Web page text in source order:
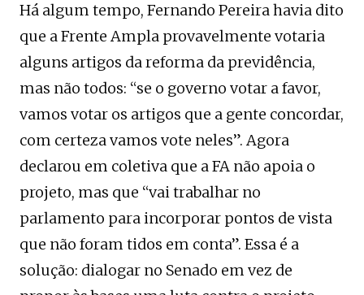
Há algum tempo, Fernando Pereira havia dito
que a Frente Ampla provavelmente votaria
alguns artigos da reforma da previdência,
mas não todos: “se o governo votar a favor,
vamos votar os artigos que a gente concordar,
com certeza vamos vote neles”. Agora
declarou em coletiva que a FA não apoia o
projeto, mas que “vai trabalhar no
parlamento para incorporar pontos de vista
que não foram tidos em conta”. Essa é a
solução: dialogar no Senado em vez de